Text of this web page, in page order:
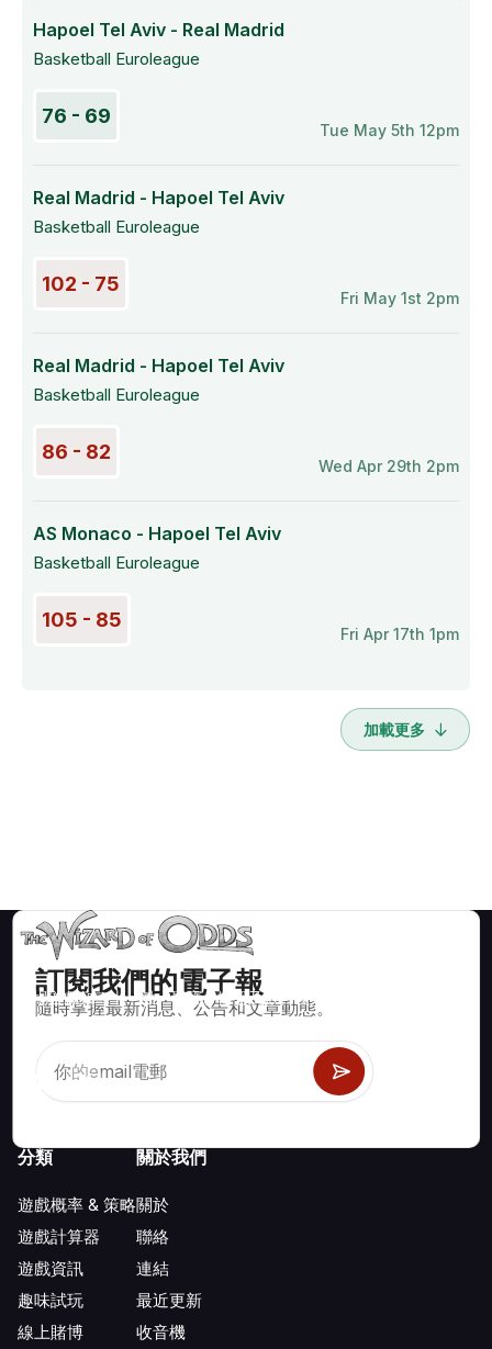
Hapoel Tel Aviv - Real Madrid
Basketball Euroleague
76 - 69
Tue May 5th 12pm
Real Madrid - Hapoel Tel Aviv
Basketball Euroleague
102 - 75
Fri May 1st 2pm
Real Madrid - Hapoel Tel Aviv
Basketball Euroleague
86 - 82
Wed Apr 29th 2pm
AS Monaco - Hapoel Tel Aviv
Basketball Euroleague
105 - 85
Fri Apr 17th 1pm
加載更多
訂閱我們的電子報
隨時掌握最新消息、公告和文章動態。
賭場遊戲如二十一點、骰寶、輪盤及數百種其他可玩遊戲的數學
正確策略與資訊。
分類
遊戲概率 & 策略
遊戲計算器
遊戲資訊
趣味試玩
線上賭博
關於我們
關於
聯絡
連結
最近更新
收音機